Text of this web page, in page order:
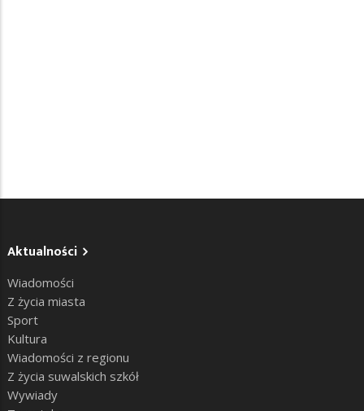
Aktualności
Wiadomości
Z życia miasta
Sport
Kultura
Wiadomości z regionu
Z życia suwalskich szkół
Wywiady